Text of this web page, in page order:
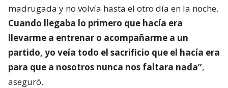
madrugada y no volvía hasta el otro día en la noche.
Cuando llegaba lo primero que hacía era
llevarme a entrenar o acompañarme a un
partido, yo veía todo el sacrificio que el hacía era
para que a nosotros nunca nos faltara nada”,
aseguró.